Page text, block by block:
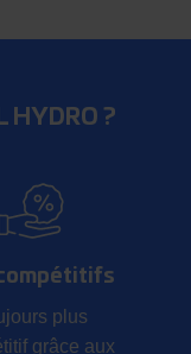
HYDRO ?
plus
grâce aux